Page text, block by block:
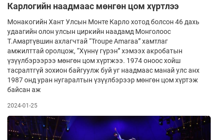
Карлогийн наадмаас мөнгөн цом хүртлээ
Монакогийн Хант Улсын Монте Карло хотод болсон 46 дахь
удаагийн олон улсын циркийн наадамд Монголоос
Т.Амартүвшин ахлагчтай “Troupe Amaraa” хамтлаг
амжилттай оролцож, “Хүннү гүрэн” хэмээх акробатын
үзүүлбэрээрээ мөнгөн цом хүртжээ. 1974 оноос хойш
тасралтгүй зохион байгуулж буй уг наадмаас манай улс анх
1987 онд уран нугаралтын үзүүлбэрээр мөнгөн цом хүртэж
байсан аж
2024-01-25